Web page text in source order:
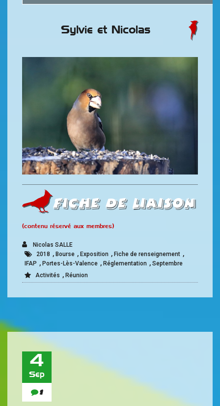
Sylvie et Nicolas
Fiche de liaison
(contenu réservé aux membres)
Nicolas SALLE
2018 , Bourse , Exposition , Fiche de renseignement ,
IFAP , Portes-Lès-Valence , Réglementation , Septembre
Activités , Réunion
4
Sep
1